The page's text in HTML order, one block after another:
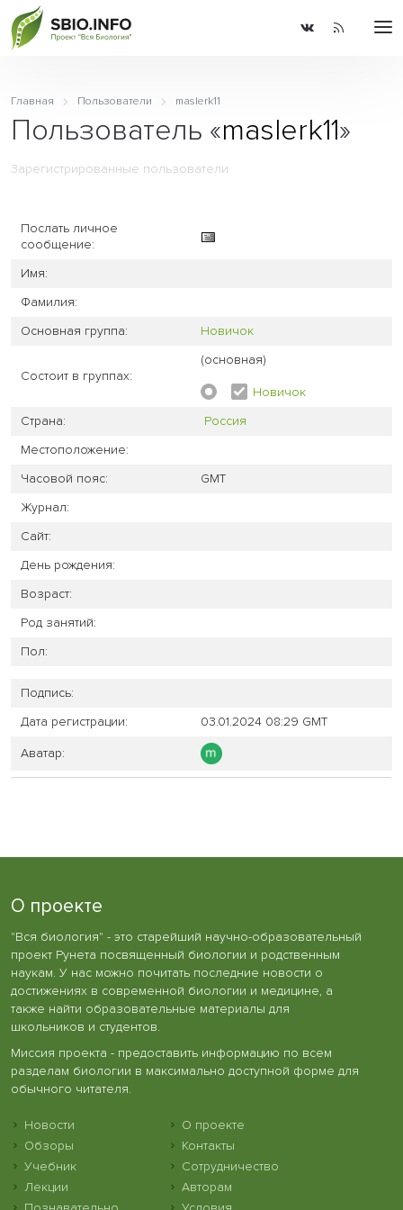
Главная Пользователи maslerk11
Пользователь «maslerk11»
Зарегистрированные пользователи
Послать личное
сообщение:
Имя:
Фамилия:
Основная группа:
Новичок
Состоит в группах:
(основная)
Новичок
Страна:
Россия
Местоположение:
Часовой пояс:
GMT
Журнал:
Сайт:
День рождения:
Возраст:
Род занятий:
Пол:
Подпись:
Дата регистрации:
03.01.2024 08:29 GMT
Аватар:
О проекте
"Вся биология" - это старейший научно-образовательный
проект Рунета посвященный биологии и родственным
наукам. У нас можно почитать последние новости о
достижениях в современной биологии и медицине, а
также найти образовательные материалы для
школьников и студентов.
Миссия проекта - предоставить информацию по всем
разделам биологии в максимально доступной форме для
обычного читателя.
Новости
Обзоры
Учебник
Лекции
О проекте
Контакты
Сотрудничество
Авторам